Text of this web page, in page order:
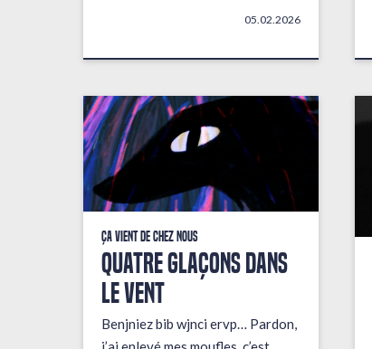
05.02.2026
Ça vient de chez nous
QUATRE GLAÇONS DANS
LE VENT
Benjniez bib wjnci ervp… Pardon,